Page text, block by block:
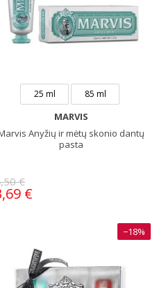
25 ml 85 ml
MARVIS
Anyžių ir mėtų skonio dantų
pasta
€
€
−18%